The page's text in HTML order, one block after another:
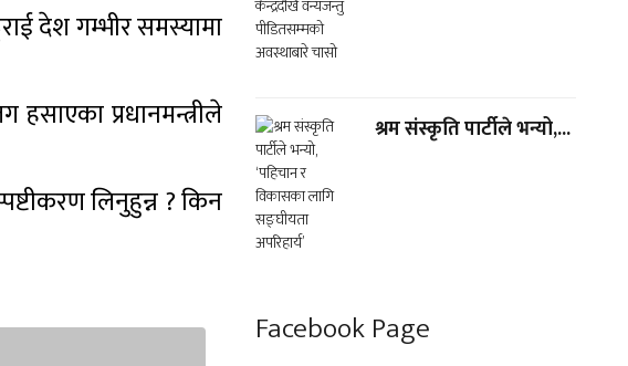
देश गम्भीर समस्यामा
प्रधानमन्त्रीले
लिनुहुन्न ? किन
श्रम संस्कृति पार्टीले भन्यो,...
Facebook Page